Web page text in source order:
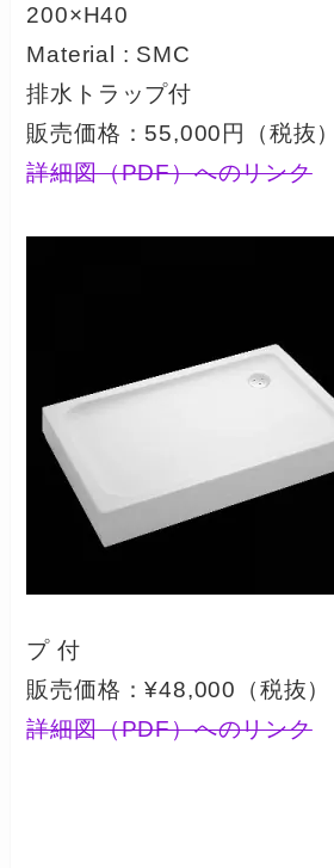
200×H40
Material : SMC
排水トラップ付
販売価格：55,000円（税抜）
詳細図（PDF）へのリンク
プ 付
販売価格：¥48,000（税抜）
詳細図（PDF）へのリンク